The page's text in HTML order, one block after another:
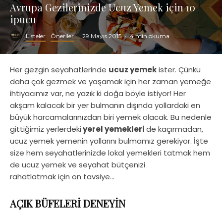
Avrupa Gezilerinizde Ucuz Yemek için 10
ipucu
Listeler Öneriler · 29 Mayıs 2015 · 4 min okuma
Her gezgin seyahatlerinde ucuz yemekister. Çünkü
daha çok gezmek ve yaşamak için her zaman yemeğe
ihtiyacımız var, ne yazık ki doğa böyle istiyor! Her
akşam kalacak bir yer bulmanın dışında yollardaki en
büyük harcamalarınızdan biri yemek olacak. Bu nedenle
gittiğimiz yerlerdekiyerel yemekleride kaçırmadan,
ucuz yemek yemenin yollarını bulmamız gerekiyor. İşte
size hem seyahatlerinizde lokal yemekleri tatmak hem
de ucuz yemek ve seyahat bütçenizi
rahatlatmak için on tavsiye…
AÇIK BÜFELERİ DENEYİN